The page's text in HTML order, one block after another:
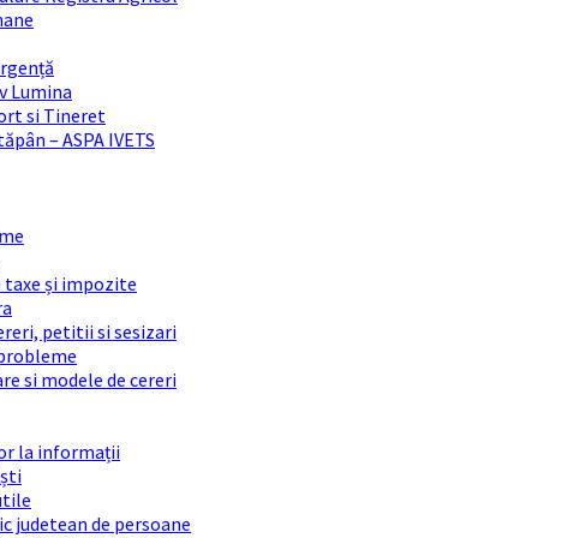
Lumina
si Tineret
– ASPA IVETS
și impozite
petitii si sesizari
si modele de cereri
la informații
judetean de persoane